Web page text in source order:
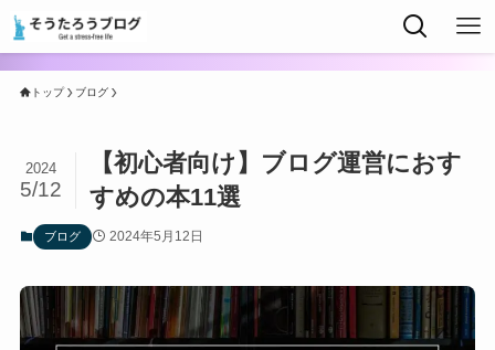
トップ ブログ
【初心者向け】ブログ運営におす
すめの本11選
2024
5/12
ブログ 2024年5月12日